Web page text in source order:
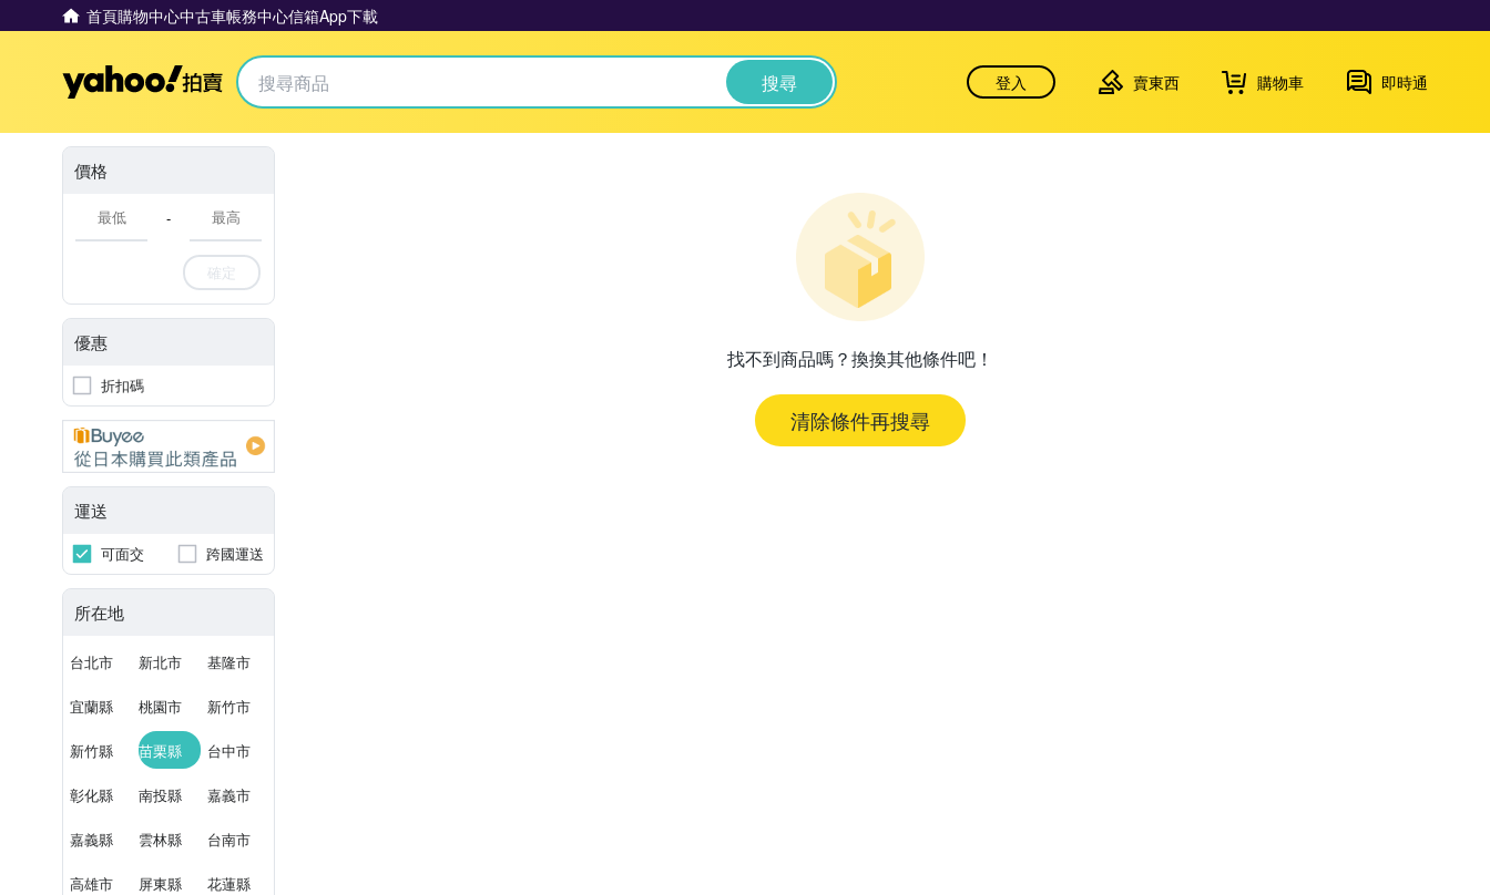
首頁購物中心中古車帳務中心信箱App下載
Yahoo拍賣 搜尋 登入 賣東西 購物車 即時通
價格
-
確定
優惠
折扣碼
運送
可面交 跨國運送
所在地
台北市 新北市 基隆市
宜蘭縣 桃園市 新竹市
新竹縣 苗栗縣 台中市
彰化縣 南投縣 嘉義市
嘉義縣 雲林縣 台南市
高雄市 屏東縣 花蓮縣
找不到商品嗎？換換其他條件吧！
清除條件再搜尋